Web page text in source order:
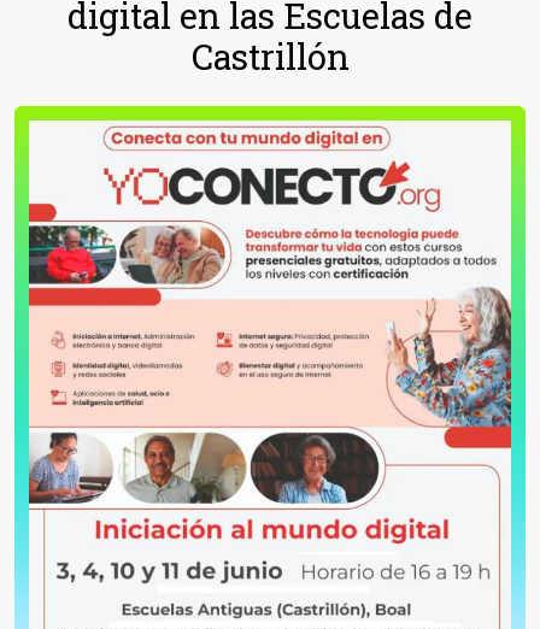
digital en las Escuelas de
Castrillón